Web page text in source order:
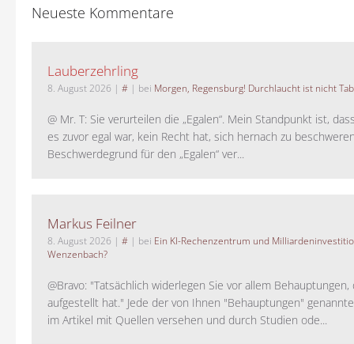
Neueste Kommentare
Lauberzehrling
8. August 2026 | # | bei Morgen, Regensburg! Durchlaucht ist nicht
@ Mr. T: Sie verurteilen die „Egalen“. Mein Standpunkt ist,
es zuvor egal war, kein Recht hat, sich hernach zu
Beschwerdegrund für den „Egalen“ ver...
Markus Feilner
8. August 2026 | # | bei Ein KI-Rechenzentrum und
Wenzenbach?
@Bravo: "Tatsächlich widerlegen Sie vor allem
aufgestellt hat." Jede der von Ihnen "Behauptungen"
im Artikel mit Quellen versehen und durch Studien ode...